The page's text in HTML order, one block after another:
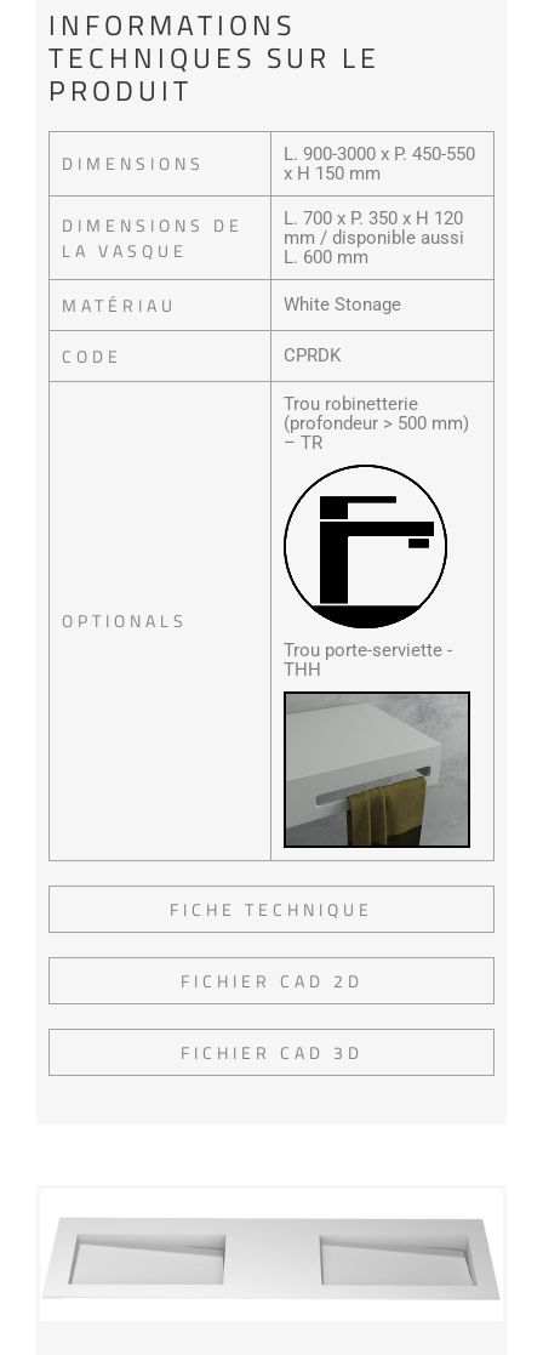
INFORMATIONS
TECHNIQUES SUR LE
PRODUIT
DIMENSIONS
L. 900-3000 x P. 450-550
x H 150 mm
DIMENSIONS DE
LA VASQUE
L. 700 x P. 350 x H 120
mm / disponible aussi
L. 600 mm
MATÉRIAU White Stonage
CODE CPRDK
OPTIONALS
Trou robinetterie
(profondeur > 500 mm)
– TR
Trou porte-serviette -
THH
FICHE TECHNIQUE
FICHIER CAD 2D
FICHIER CAD 3D